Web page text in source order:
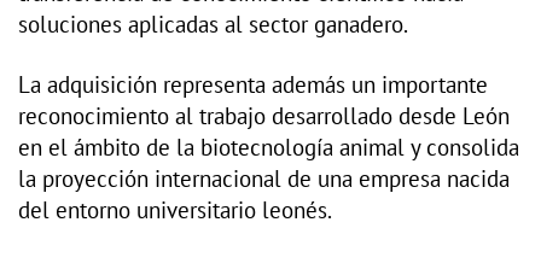
soluciones aplicadas al sector ganadero.
La adquisición representa además un importante
reconocimiento al trabajo desarrollado desde León
en el ámbito de la biotecnología animal y consolida
la proyección internacional de una empresa nacida
del entorno universitario leonés.